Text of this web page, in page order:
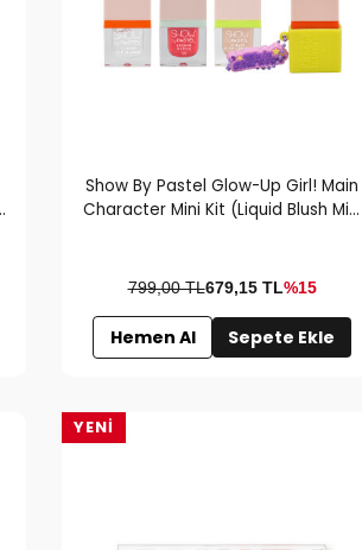
Show By Pastel Glow-Up Girl! Main
Character Mini Kit (Liquid Blush Mini
799,00 TL679,15TL%15
Hemen Al Sepete Ekle
YENI